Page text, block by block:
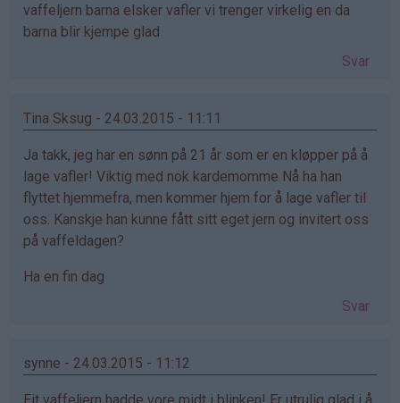
vaffeljern barna elsker vafler vi trenger virkelig en da
barna blir kjempe glad
Svar
Tina Sksug - 24.03.2015 - 11:11
Ja takk, jeg har en sønn på 21 år som er en kløpper på å
lage vafler! Viktig med nok kardemomme Nå ha han
flyttet hjemmefra, men kommer hjem for å lage vafler til
oss. Kanskje han kunne fått sitt eget jern og invitert oss
på vaffeldagen?
Ha en fin dag
Svar
synne - 24.03.2015 - 11:12